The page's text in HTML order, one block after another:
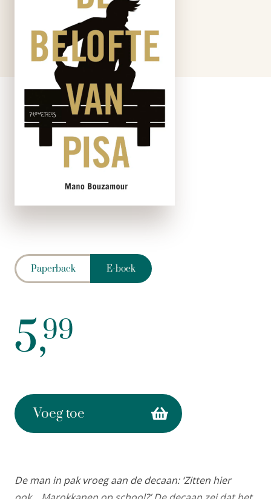
Paperback E-boek
5,99
Voeg toe
De man in pak vroeg aan de decaan: ‘Zitten hier